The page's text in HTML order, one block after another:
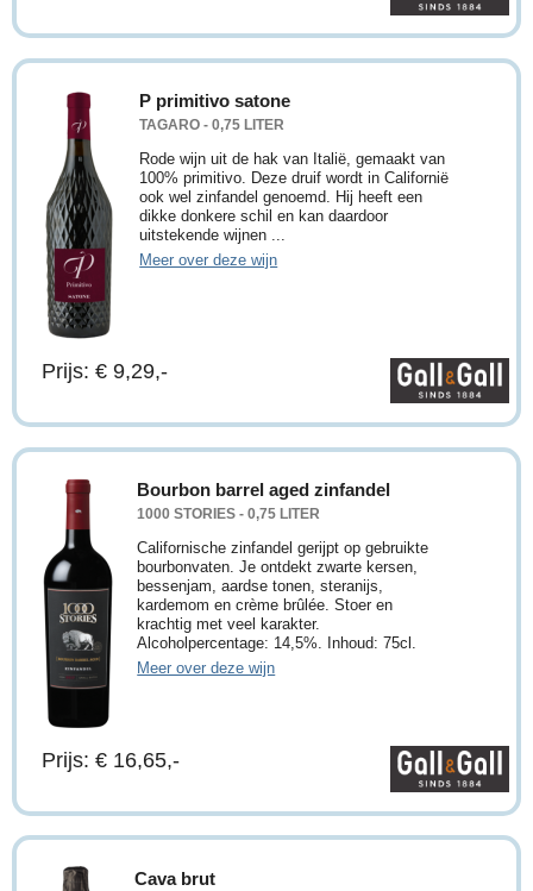
P primitivo satone
TAGARO - 0,75 LITER
Rode wijn uit de hak van Italië, gemaakt van
100% primitivo. Deze druif wordt in Californië
ook wel zinfandel genoemd. Hij heeft een
dikke donkere schil en kan daardoor
uitstekende wijnen ...
Meer over deze wijn
Prijs: € 9,29,-
Bourbon barrel aged zinfandel
1000 STORIES - 0,75 LITER
Californische zinfandel gerijpt op gebruikte
bourbonvaten. Je ontdekt zwarte kersen,
bessenjam, aardse tonen, steranijs,
kardemom en crème brûlée. Stoer en
krachtig met veel karakter.
Alcoholpercentage: 14,5%. Inhoud: 75cl.
Meer over deze wijn
Prijs: € 16,65,-
Cava brut